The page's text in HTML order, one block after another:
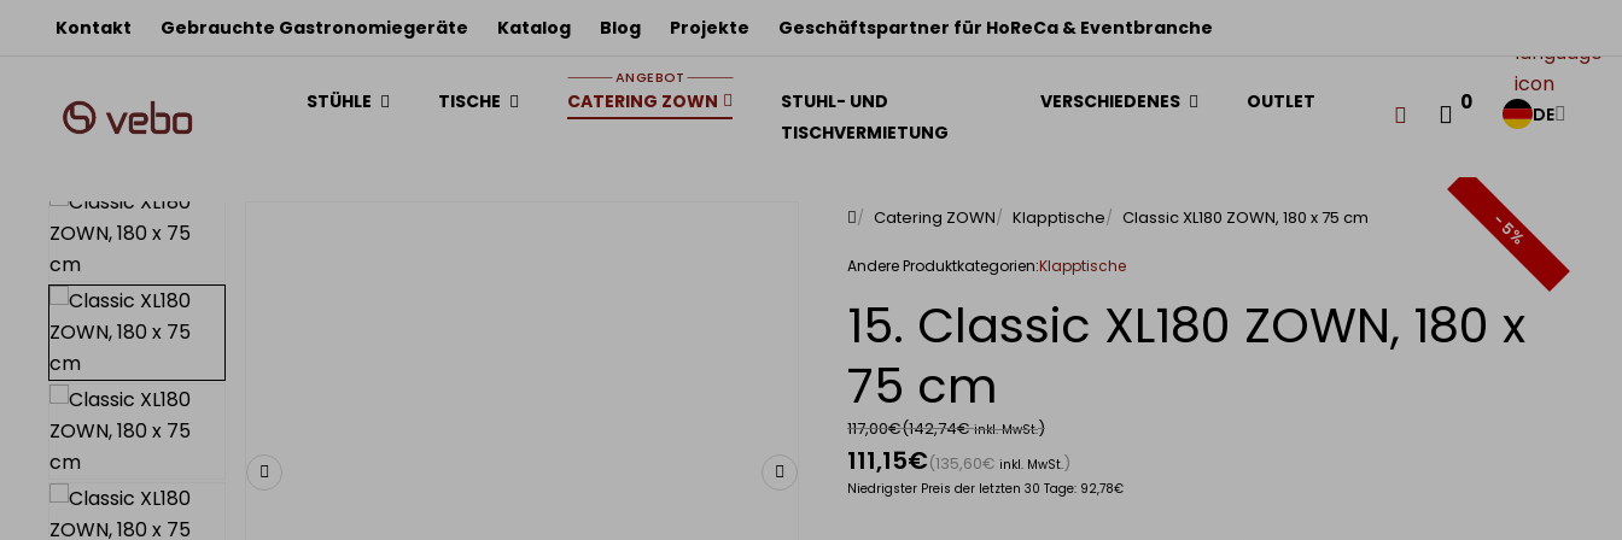
Kontakt Gebrauchte Gastronomiegeräte Katalog Blog Projekte Geschäftspartner für HoReCa & Eventbranche
STÜHLE TISCHE
ANGEBOT
CATERING ZOWN
STUHL- UND
TISCHVERMIETUNG
VERSCHIEDENES OUTLET 0 DE
- 5%
Catering ZOWN Klapptische Classic XL180 ZOWN, 180 x 75 cm
Andere Produktkategorien:Klapptische
15. Classic XL180 ZOWN, 180 x
75 cm
117,00€(142,74€inkl. MwSt.)
111,15€(135,60€ inkl. MwSt.)
Niedrigster Preis der letzten 30 Tage: 92,78€